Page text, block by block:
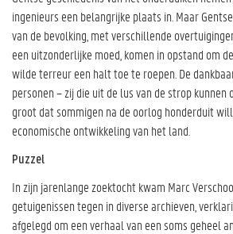
ingenieurs een belangrijke plaats in. Maar
van de bevolking, met verschillende
een uitzonderlijke moed, komen in opstand om
wilde terreur een halt toe te roepen. De
personen – zij die uit de lus van de strop kunnen
groot dat sommigen na de oorlog honderduit
economische ontwikkeling van het land.
Puzzel
In zijn jarenlange zoektocht kwam Marc
getuigenissen tegen in diverse archieven,
afgelegd om een verhaal van een soms geheel